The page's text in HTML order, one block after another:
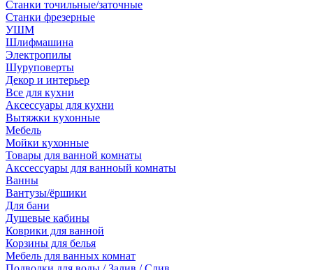
Станки точильные/заточные
Станки фрезерные
УШМ
Шлифмашина
Электропилы
Шуруповерты
Декор и интерьер
Все для кухни
Аксессуары для кухни
Вытяжки кухонные
Мебель
Мойки кухонные
Товары для ванной комнаты
Акссессуары для ванноый комнаты
Ванны
Вантузы/ёршики
Для бани
Душевые кабины
Коврики для ванной
Корзины для белья
Мебель для ванных комнат